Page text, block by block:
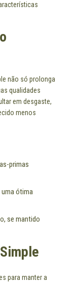
não só prolonga
qualidades
em desgaste,
menos
primas
uma ótima
se mantido
para manter a